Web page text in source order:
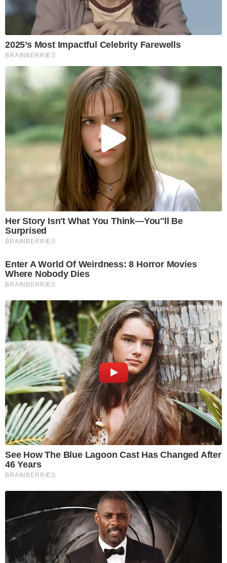
2025’s Most Impactful Celebrity Farewells
BRAINBERRIES
Her Story Isn't What You Think—You''ll Be
Surprised
BRAINBERRIES
Enter A World Of Weirdness: 8 Horror Movies
Where Nobody Dies
BRAINBERRIES
See How The Blue Lagoon Cast Has Changed After
46 Years
BRAINBERRIES